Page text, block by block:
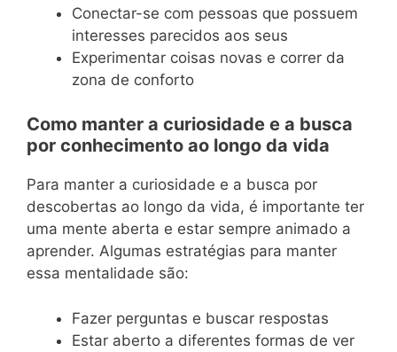
Conectar-se com pessoas que possuem
interesses parecidos aos seus
Experimentar coisas novas e correr da
zona de conforto
Como manter a curiosidade e a busca
por conhecimento ao longo da vida
Para manter a curiosidade e a busca por
descobertas ao longo da vida, é importante ter
uma mente aberta e estar sempre animado a
aprender. Algumas estratégias para manter
essa mentalidade são:
Fazer perguntas e buscar respostas
Estar aberto a diferentes formas de ver